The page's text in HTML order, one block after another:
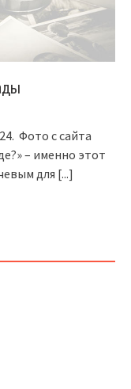
Фото с сайта
– именно этот
для [...]